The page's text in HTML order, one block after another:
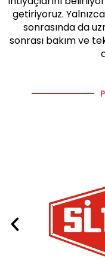
getiriyoruz.
sonrasında da
sonrası bakım ve